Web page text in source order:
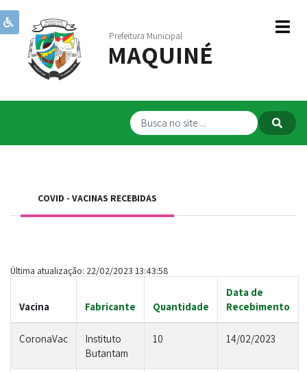
Prefeitura Municipal
MAQUINÉ
Institucional
Governo
ServiçosCOVID - VACINAS RECEBIDAS
Última atualização: 22/02/2023 13:43:58
Vacina Fabricante Quantidade
Data de
Recebimento
CoronaVac
Instituto
Butantam
10 14/02/2023